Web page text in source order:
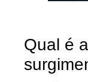
Qual é